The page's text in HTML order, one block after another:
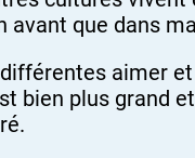
avant que dans
aimer
bien plus grand